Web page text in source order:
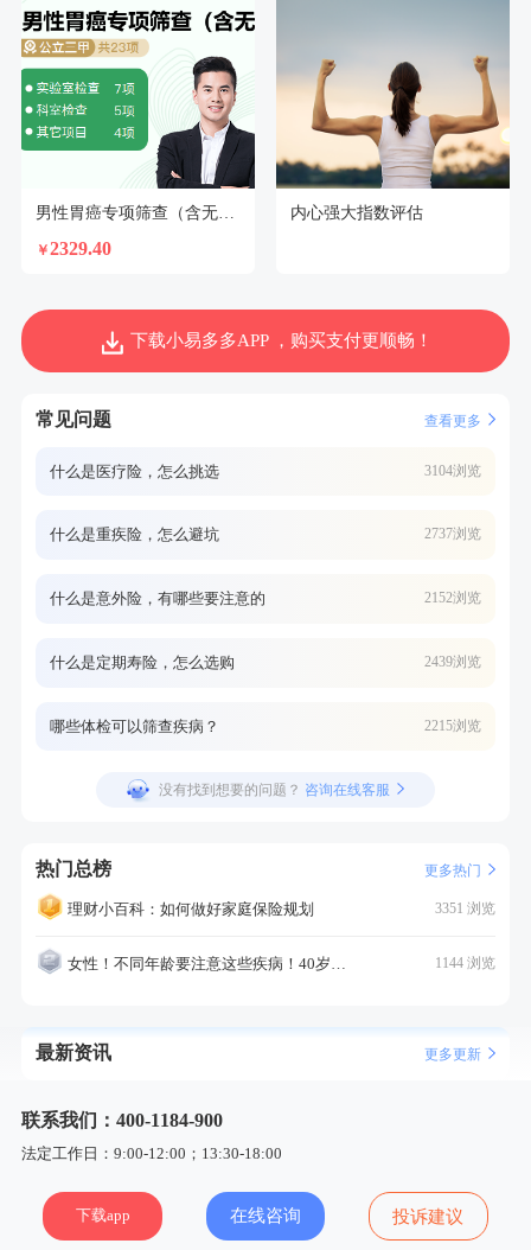
男性胃癌专项筛查（含无痛胃镜）
￥2329.40
内心强大指数评估
下载小易多多APP ，购买支付更顺畅！
常见问题 查看更多
什么是医疗险，怎么挑选 3104浏览
什么是重疾险，怎么避坑 2737浏览
什么是意外险，有哪些要注意的 2152浏览
什么是定期寿险，怎么选购 2439浏览
哪些体检可以筛查疾病？ 2215浏览
没有找到想要的问题？ 咨询在线客服
热门总榜 更多热门
理财小百科：如何做好家庭保险规划 3351 浏览
女性！不同年龄要注意这些疾病！40岁的这个疾病最需要注意！ 1144 浏览
最新资讯 更多更新
联系我们：400-1184-900
法定工作日：9:00-12:00；13:30-18:00
下载app 在线咨询 投诉建议